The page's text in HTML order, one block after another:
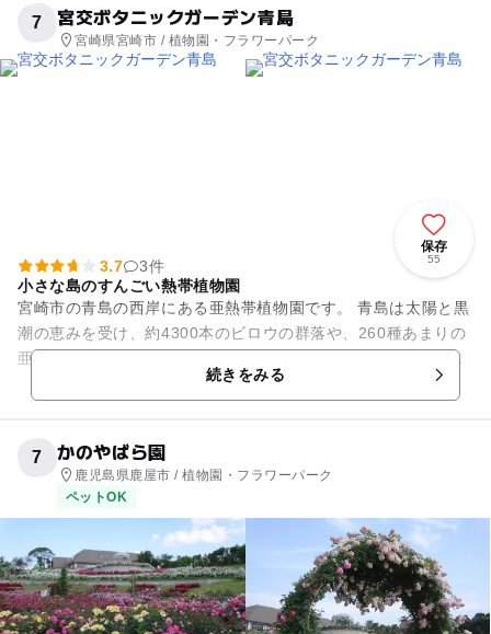
7 宮交ボタニックガーデン青島
宮崎県宮崎市 / 植物園・フラワーパーク
保存
55
3.7
3件
小さな島のすんごい熱帯植物園
宮崎市の青島の西岸にある亜熱帯植物園です。 青島は太陽と黒
潮の恵みを受け、約4300本のビロウの群落や、260種あまりの
亜熱帯性植物が繁茂しており、国の特別天然記念物に指定され
続きをみる
7 かのやばら園
鹿児島県鹿屋市 / 植物園・フラワーパーク
ペットOK